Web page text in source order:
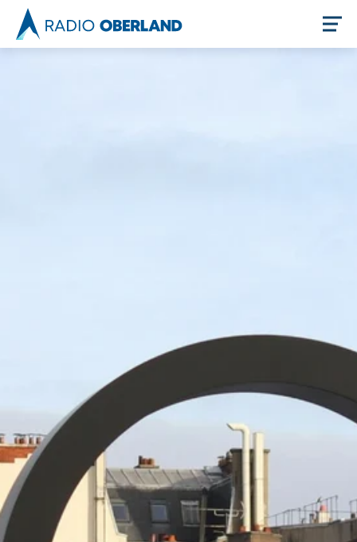
Stellenangebote
Unternehmen
Das geheime Geräusch
Wandern
Fotobox
Programm
Handwerker